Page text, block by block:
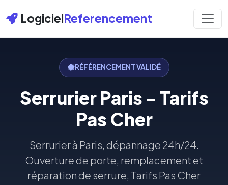
LogicielReferencement
RÉFÉRENCEMENT VALIDÉ
Serrurier Paris - Tarifs
Pas Cher
Serrurier à Paris, dépannage 24h/24.
Ouverture de porte, remplacement et
réparation de serrure, Tarifs Pas Cher